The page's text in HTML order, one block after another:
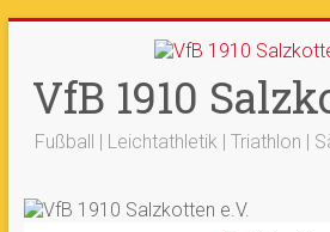
springen
VfB 1910
Fußball | Leichtathletik | Triathlon |
+++ 21-03. -33. Sälzerlauf
Ergebnisse +++ Beitrag vom
ist online
+++ Fotos sind online
+++ 18.-19.04. -Werfertage